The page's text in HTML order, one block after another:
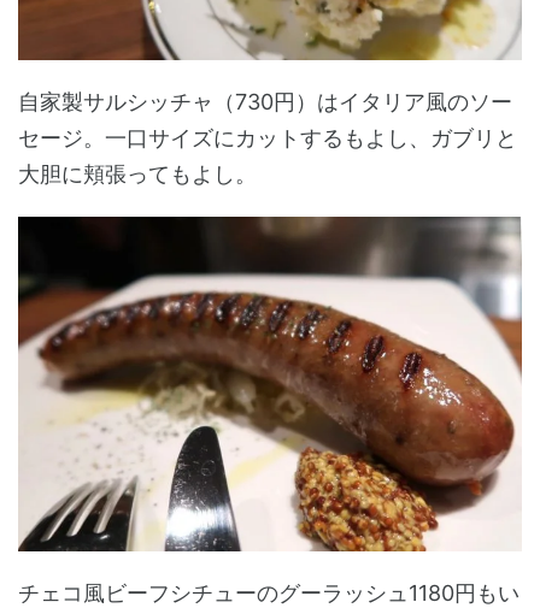
自家製サルシッチャ（730円）はイタリア風のソー
セージ。一口サイズにカットするもよし、ガブリと
大胆に頬張ってもよし。
チェコ風ビーフシチューのグーラッシュ1180円もい